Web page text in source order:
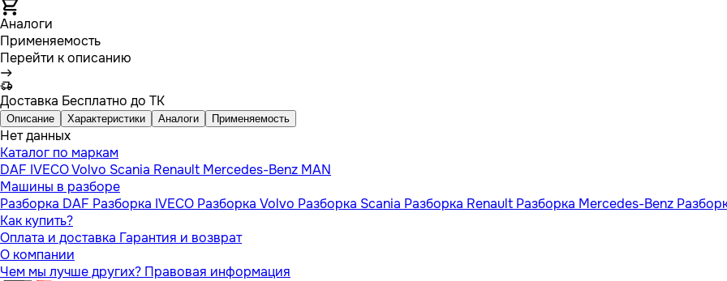
Аналоги
Применяемость
Перейти к описанию
Доставка Бесплатно до ТК
Описание Характеристики Аналоги Применяемость
Нет данных
Каталог по маркам
DAF IVECOVolvo Scania Renault Mercedes-Benz MAN
Машины в разборе
Разборка DAF Разборка IVECO Разборка Volvo Разборка Scania Разборка Renault Разборка Mercedes-Benz
Как купить?
Оплата и доставка Гарантия и возврат
О компании
Чем мы лучше других? Правовая информация